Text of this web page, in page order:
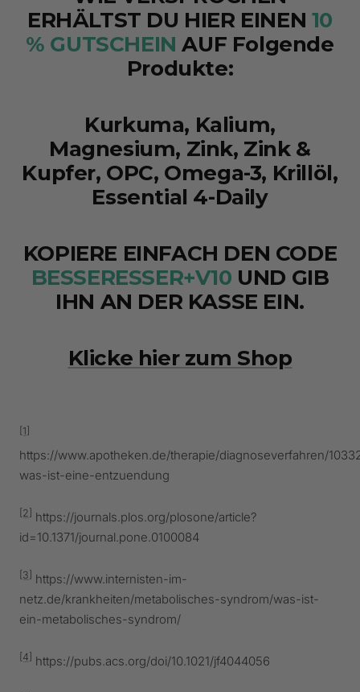
ERHÄLTST DU HIER EINEN 10
% GUTSCHEIN AUF Folgende
Produkte:
Kurkuma, Kalium,
Magnesium, Zink, Zink &
Kupfer, OPC, Omega-3, Krillöl,
Essential 4-Daily
KOPIERE EINFACH DEN CODE
BESSERESSER+V10 UND GIB
IHN AN DER KASSE EIN.
Klicke hier zum Shop
[1]
https://www.apotheken.de/therapie/diagnoseverfahren/
was-ist-eine-entzuendung
[2]
https://journals.plos.org/plosone/article?
id=10.1371/journal.pone.0100084
[3]
https://www.internisten-im-
netz.de/krankheiten/metabolisches-syndrom/was-ist-
ein-metabolisches-syndrom/
[4] https://pubs.acs.org/doi/10.1021/jf4044056